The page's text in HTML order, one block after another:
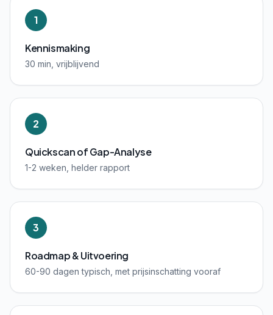
1
Kennismaking
30 min, vrijblijvend
2
Quickscan of Gap-Analyse
1-2 weken, helder rapport
3
Roadmap & Uitvoering
60-90 dagen typisch, met prijsinschatting vooraf